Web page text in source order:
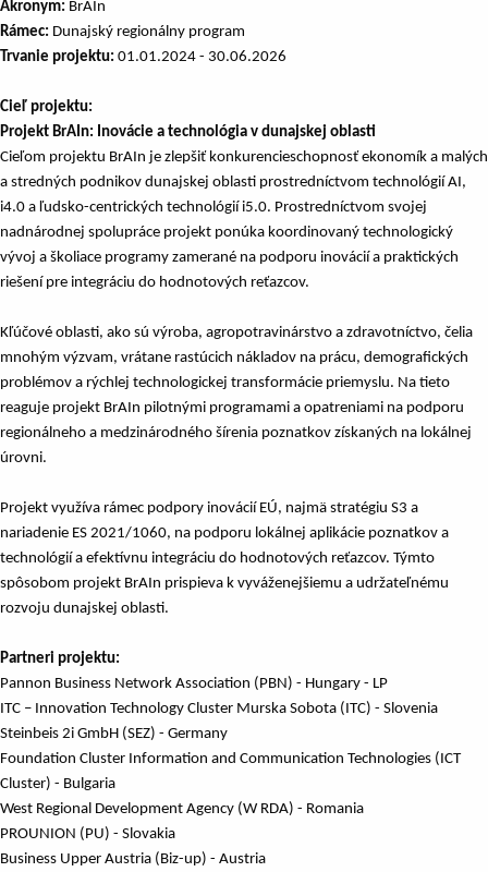
Akronym: BrAIn
Rámec: Dunajský regionálny program
Trvanie projektu: 01.01.2024 - 30.06.2026
Cieľ projektu:
Projekt BrAIn: Inovácie a technológia v dunajskej oblasti
Cieľom projektu BrAIn je zlepšiť konkurencieschopnosť ekonomík a malých
a stredných podnikov dunajskej oblasti prostredníctvom technológií AI,
i4.0 a ľudsko-centrických technológií i5.0. Prostredníctvom svojej
nadnárodnej spolupráce projekt ponúka koordinovaný technologický
vývoj a školiace programy zamerané na podporu inovácií a praktických
riešení pre integráciu do hodnotových reťazcov.
Kľúčové oblasti, ako sú výroba, agropotravinárstvo a zdravotníctvo, čelia
mnohým výzvam, vrátane rastúcich nákladov na prácu, demografických
problémov a rýchlej technologickej transformácie priemyslu. Na tieto
reaguje projekt BrAIn pilotnými programami a opatreniami na podporu
regionálneho a medzinárodného šírenia poznatkov získaných na lokálnej
úrovni.
Projekt využíva rámec podpory inovácií EÚ, najmä stratégiu S3 a
nariadenie ES 2021/1060, na podporu lokálnej aplikácie poznatkov a
technológií a efektívnu integráciu do hodnotových reťazcov. Týmto
spôsobom projekt BrAIn prispieva k vyváženejšiemu a udržateľnému
rozvoju dunajskej oblasti.
Partneri projektu:
Pannon Business Network Association (PBN) - Hungary - LP
ITC – Innovation Technology Cluster Murska Sobota (ITC) - Slovenia
Steinbeis 2i GmbH (SEZ) - Germany
Foundation Cluster Information and Communication Technologies (ICT
Cluster) - Bulgaria
West Regional Development Agency (W RDA) - Romania
PROUNION (PU) - Slovakia
Business Upper Austria (Biz-up) - Austria